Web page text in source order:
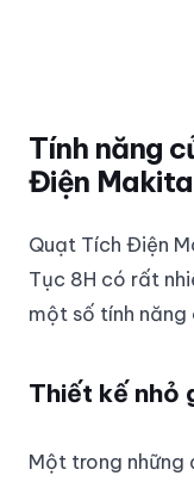
Tính năng
Điện
Quạt Tích Điện
Tục 8H có rất
một số tính năng
Thiết kế nhỏ
Một trong